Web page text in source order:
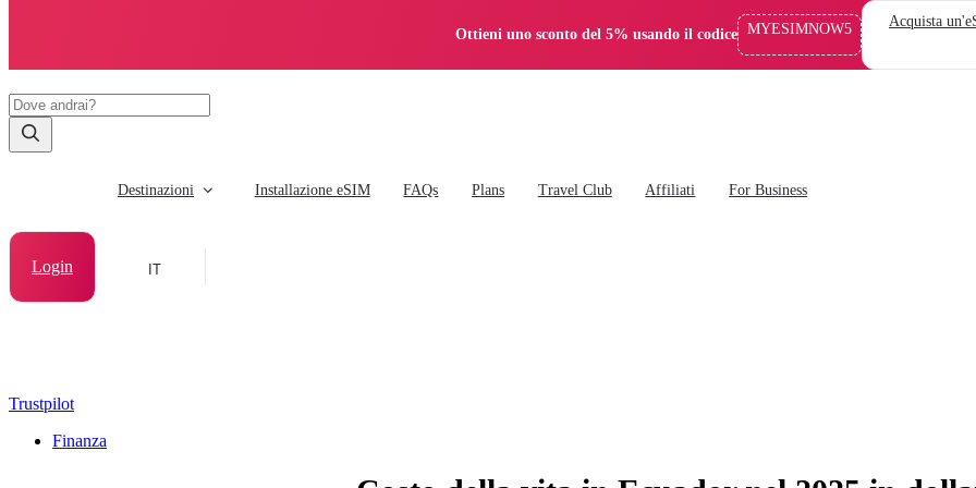
Ottieni uno sconto del 5% usando il codice MYESIMNOW5 Acquista
Destinazioni Installazione eSIM FAQs Plans Travel Club Affiliati For Business
Login IT
Trustpilot
Finanza